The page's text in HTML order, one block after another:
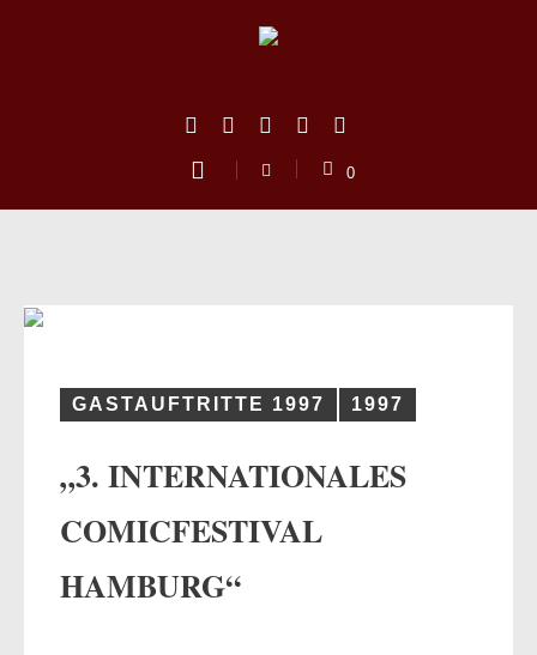
0
GASTAUFTRITTE 1997 1997
„3. INTERNATIONALES
COMICFESTIVAL
HAMBURG“